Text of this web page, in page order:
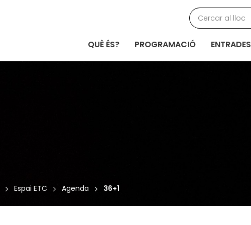
QUÈ ÉS? PROGRAMACIÓ ENTRADES
Espai ETC Agenda 36+1